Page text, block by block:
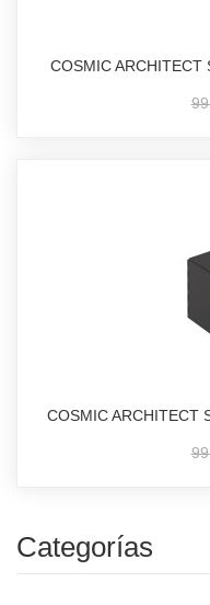
COSMIC ARCHITECT
COSMIC ARCHITECT
Categorías